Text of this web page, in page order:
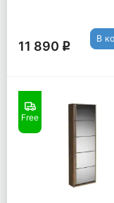
11 890 q
В
Free